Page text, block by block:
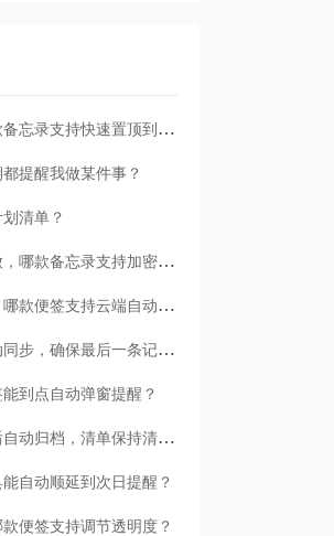
临时插进来的紧急任务，哪款备忘录支持快速置顶到清单首位？
提醒我做某件事？
清单？
日记和账号密码需要安全存放，哪款备忘录支持加密保护？
安卓手机换机后数据会丢吗？哪款便签支持云端自动备份？
哪款记录软件支持卸载前自动同步，确保最后一条记录不丢失？
到点自动弹窗提醒？
哪款记录工具支持打卡完成后自动归档，清单保持清爽？
自动顺延到次日提醒？
便签支持调节透明度？